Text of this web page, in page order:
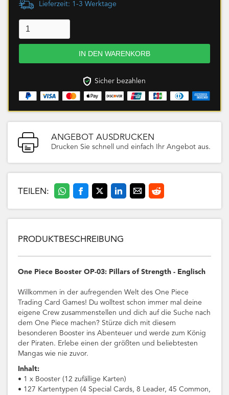
Lieferzeit: 1-3 Werktage
Sicher bezahlen
ANGEBOT AUSDRUCKEN
Drucken Sie schnell und einfach Ihr Angebot aus.
TEILEN:
PRODUKTBESCHREIBUNG
One Piece Booster OP-03: Pillars of Strength - Englisch
Willkommen in der aufregenden Welt des One Piece
Trading Card Games! Du wolltest schon immer mal deine
eigene Crew zusammenstellen und dich auf die Suche nach
dem One Piece machen? Stürze dich mit diesem
besonderen Booster ins Abenteuer und werde zum König
der Piraten. Erlebe einen der größten und beliebtesten
Mangas wie nie zuvor.
Inhalt:
• 1 x Booster (12 zufällige Karten)
• 127 Kartentypen (4 Special Cards, 8 Leader, 45 Common,